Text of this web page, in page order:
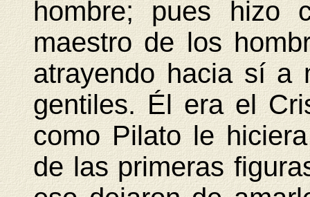
hombre; pues hizo
maestro de los
atrayendo hacia sí a
gentiles. Él era el
como Pilato le
de las primeras